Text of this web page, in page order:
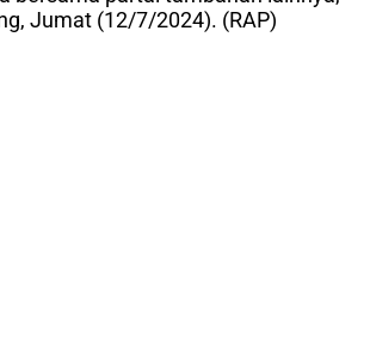
Jumat (12/7/2024). (RAP)